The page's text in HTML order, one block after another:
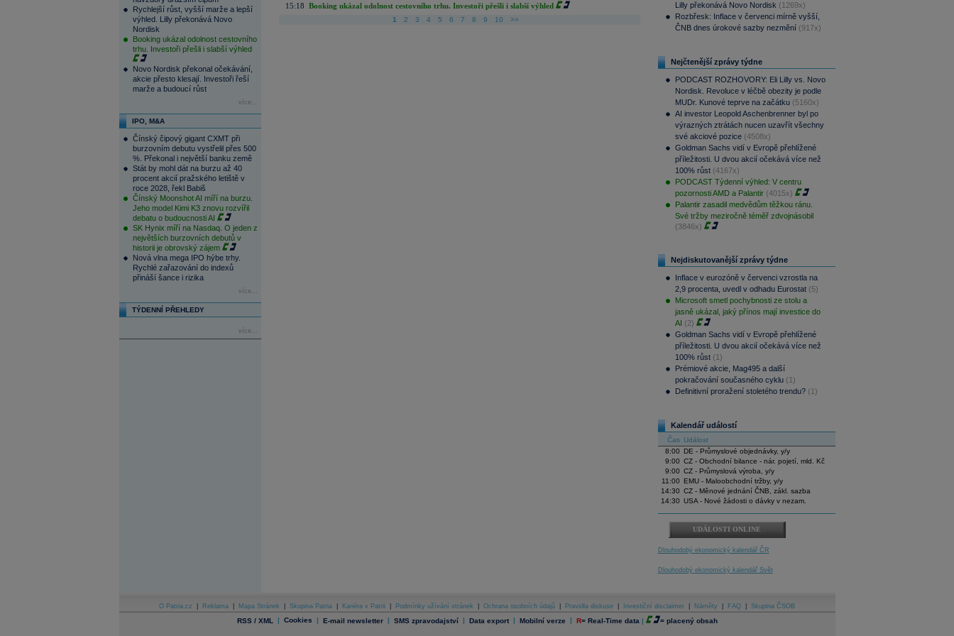
Rychlejší růst, vyšší marže a lepší
výhled. Lilly překonává Novo
Nordisk
Booking ukázal odolnost cestovního
trhu. Investoři přešli i slabší výhled
Novo Nordisk překonal očekávání,
akcie přesto klesají. Investoři řeší
marže a budoucí růst
více...
IPO, M&A
Čínský čipový gigant CXMT při
burzovním debutu vystřelil přes 500
%. Překonal i největší banku země
Stát by mohl dát na burzu až 40
procent akcií pražského letiště v
roce 2028, řekl Babiš
Čínský Moonshot AI míří na burzu.
Jeho model Kimi K3 znovu rozvířil
debatu o budoucnosti AI
SK Hynix míří na Nasdaq. O jeden z
největších burzovních debutů v
historii je obrovský zájem
Nová vlna mega IPO hýbe trhy.
Rychlé zařazování do indexů
přináší šance i rizika
více...
TÝDENNÍ PŘEHLEDY
více...
15:18 Booking ukázal odolnost cestovního trhu. Investoři přešli i slabší výhled
1 2 3 4 5 6 7 8 9 10 >>
Lilly překonává Novo Nordisk (1269x)
Rozbřesk: Inflace v červenci mírně vyšší,
ČNB dnes úrokové sazby nezmění (917x)
Nejčtenější zprávy týdne
PODCAST ROZHOVORY: Eli Lilly vs. Novo
Nordisk. Revoluce v léčbě obezity je podle
MUDr. Kunové teprve na začátku (5160x)
AI investor Leopold Aschenbrenner byl po
výrazných ztrátách nucen uzavřít všechny
své akciové pozice (4508x)
Goldman Sachs vidí v Evropě přehlížené
příležitosti. U dvou akcií očekává více než
100% růst (4167x)
PODCAST Týdenní výhled: V centru
pozornosti AMD a Palantir (4015x)
Palantir zasadil medvědům těžkou ránu.
Své tržby meziročně téměř zdvojnásobil
(3846x)
Nejdiskutovanější zprávy týdne
Inflace v eurozóně v červenci vzrostla na
2,9 procenta, uvedl v odhadu Eurostat (5)
Microsoft smetl pochybnosti ze stolu a
jasně ukázal, jaký přínos mají investice do
AI (2)
Goldman Sachs vidí v Evropě přehlížené
příležitosti. U dvou akcií očekává více než
100% růst (1)
Prémiové akcie, Mag495 a další
pokračování současného cyklu (1)
Definitivní proražení stoletého trendu? (1)
Kalendář událostí
Čas Událost
8:00
DE - Průmyslové objednávky, y/y
9:00 CZ - Obchodní bilance - nár. pojetí, mld. Kč
9:00 CZ - Průmyslová výroba, y/y
11:00
EMU - Maloobchodní tržby, y/y
14:30 CZ - Měnové jednání ČNB, zákl. sazba
14:30 USA - Nové žádosti o dávky v nezam.
UDÁLOSTI ONLINE
Dlouhodobý ekonomický kalendář ČR
Dlouhodobý ekonomický kalendář Svět
O Patria.cz Reklama Mapa Stránek Skupina Patria Kariéra v Patrii Podmínky užívání stránek Ochrana osobních údajů Pravidla diskuse Investiční disclaimer Náměty FAQ Skupina ČSOB
RSS / XML | Cookies | E-mail newsletter | SMS zpravodajství | Data export | Mobilní verze | R= Real-Time data | = placený obsah